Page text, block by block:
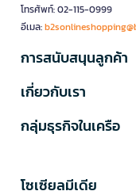
โทรศัพท์: 02-115-0999
อีเมล:
การสนับสนุนลูกค้า
เกี่ยวกับเรา
กลุ่มธุรกิจในเครือ
โซเซียลมีเดีย​